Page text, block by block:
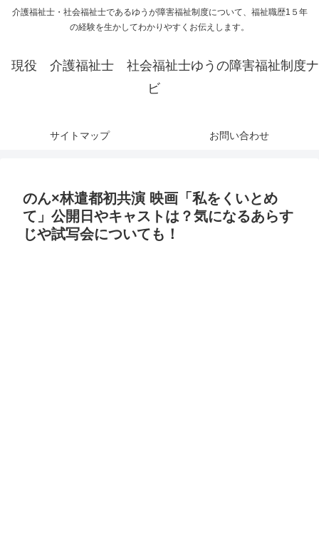
介護福祉士・社会福祉士であるゆうが障害福祉制度について、福祉職歴1５年
の経験を生かしてわかりやすくお伝えします。
現役 介護福祉士 社会福祉士ゆうの障害福祉制度ナ
ビ
サイトマップ お問い合わせ
のん×林遣都初共演 映画「私をくいとめ
て」公開日やキャストは？気になるあらす
じや試写会についても！